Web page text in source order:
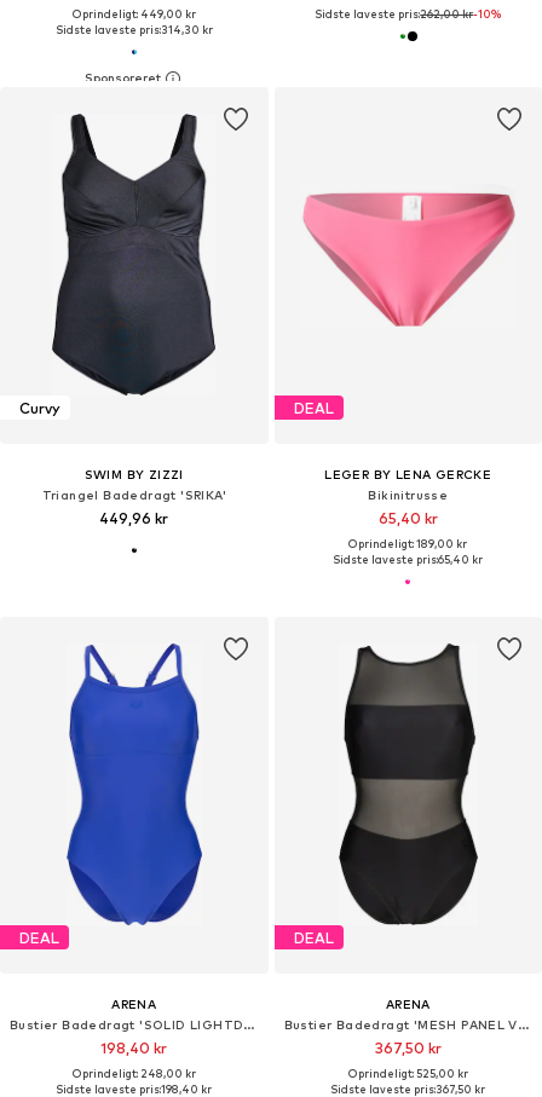
Oprindeligt: 449,00 kr
Sidste laveste pris:314,30 kr
Sidste laveste pris:262,00 kr-10%
Curvy
SWIM BY ZIZZI
Triangel Badedragt 'SRIKA'
449,96 kr
DEAL
LEGER BY LENA GERCKE
Bikinitrusse
65,40 kr
Oprindeligt: 189,00 kr
Sidste laveste pris:65,40 kr
DEAL
ARENA
Bustier Badedragt 'SOLID LIGHTDROP'
198,40 kr
Oprindeligt: 248,00 kr
Sidste laveste pris:198,40 kr
DEAL
ARENA
Bustier Badedragt 'MESH PANEL VENT BACK'
367,50 kr
Oprindeligt: 525,00 kr
Sidste laveste pris:367,50 kr